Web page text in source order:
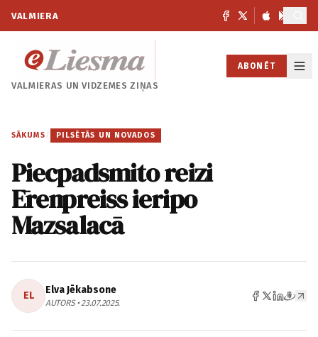
VALMIERA
VALMIERAS UNVIDZEMES ZIŅAS
ABONĒT
SĀKUMS / PILSĒTĀS UN NOVADOS
Piecpadsmito reizi
Ērenpreiss ieripo
Mazsalacā
EL Elva Jēkabsone
AUTORS • 23.07.2025.